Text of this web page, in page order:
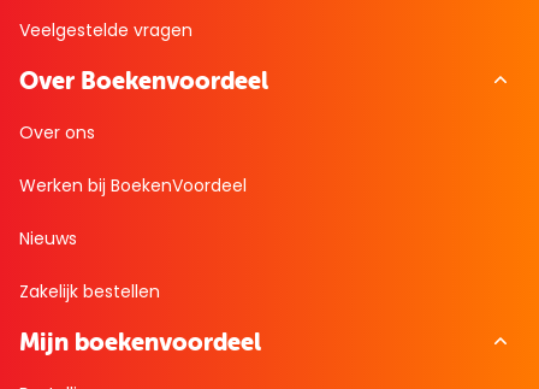
Veelgestelde vragen
Over Boekenvoordeel
Over ons
Werken bij BoekenVoordeel
Nieuws
Zakelijk bestellen
Mijn boekenvoordeel